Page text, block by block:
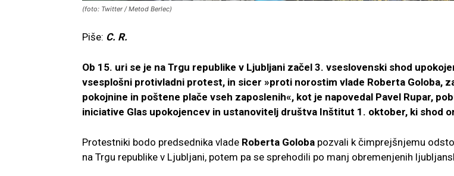
(foto: Twitter / Metod Berlec)
Piše: C. R.
Ob 15. uri se je na Trgu republike v Ljubljani začel 3. vseslovenski shod
vsesplošni protivladni protest, in sicer »proti norostim vlade Roberta Goloba,
pokojnine in poštene plače vseh zaposlenih«, kot je napovedal Pavel Rupar,
iniciative Glas upokojencev in ustanovitelj društva Inštitut 1. oktober, ki shod
Protestniki bodo predsednika vlade Roberta Goloba pozvali k čimprejšnjemu
na Trgu republike v Ljubljani, potem pa se sprehodili po manj obremenjenih